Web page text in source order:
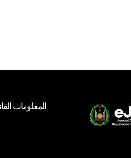
المعلومات